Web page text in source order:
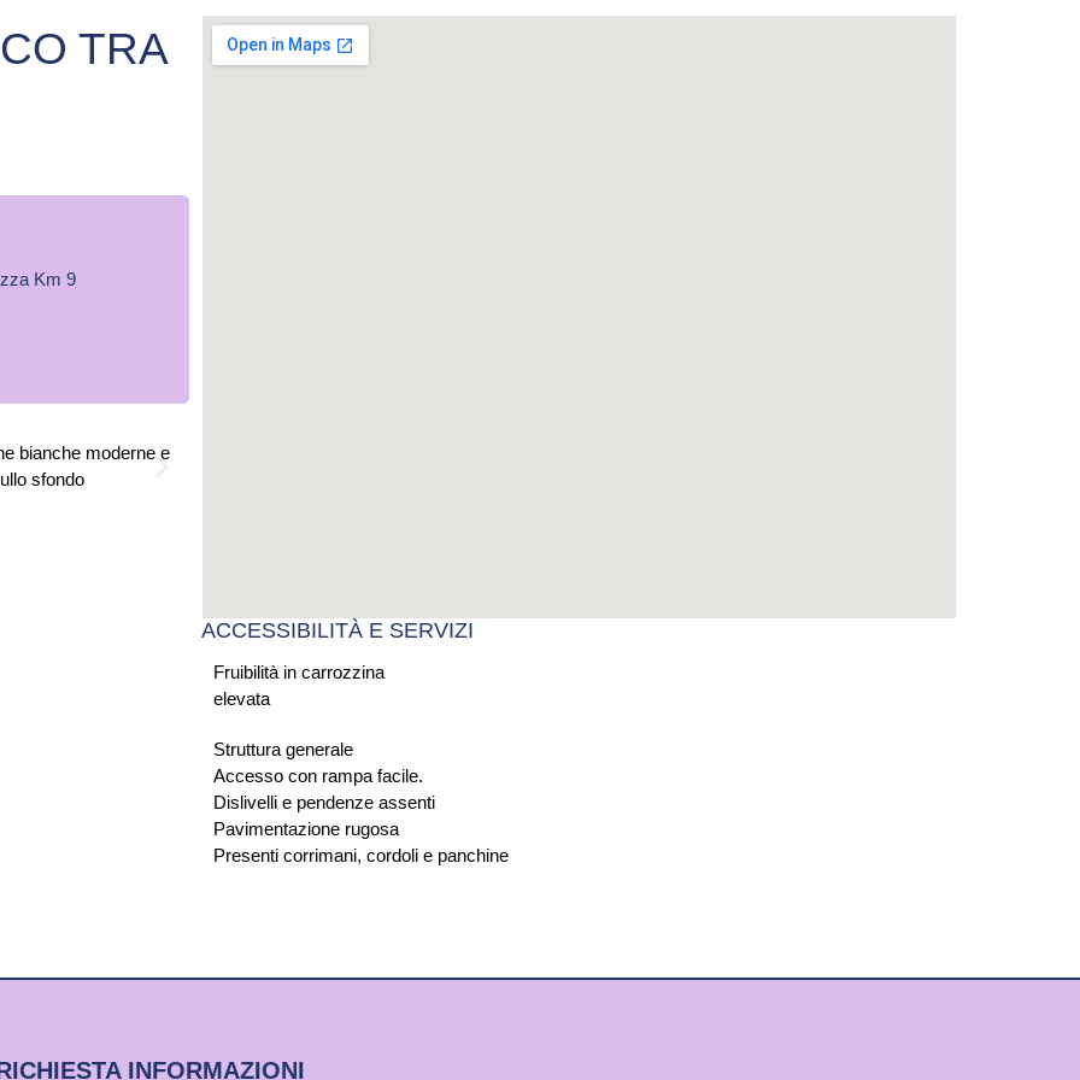
TRA
Km 9
ACCESSIBILITÀ E SERVIZI
Fruibilità in carrozzina
elevata
Struttura generale
Accesso con rampa facile.
Dislivelli e pendenze assenti
Pavimentazione rugosa
Presenti corrimani, cordoli e panchine
INFORMAZIONI